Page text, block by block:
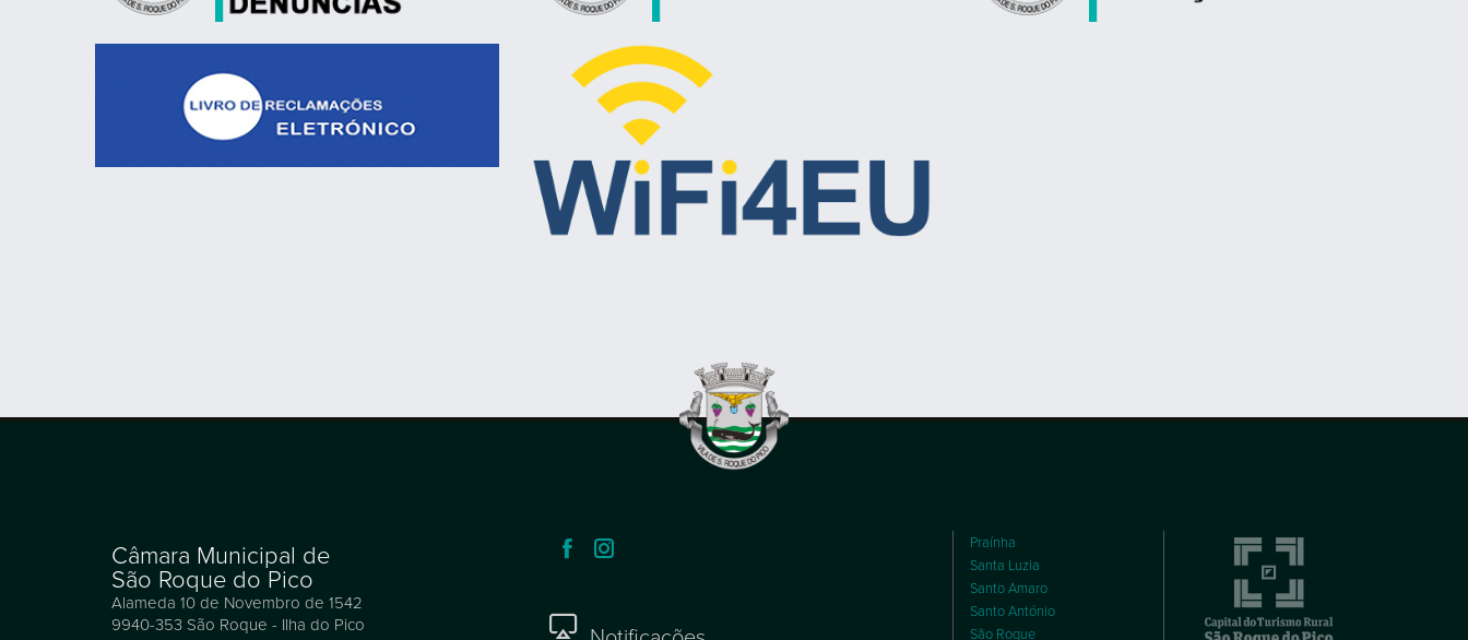
Câmara Municipal de
São Roque do Pico
Alameda 10 de Novembro de 1542
9940-353 São Roque - Ilha do Pico
Praínha
Santa Luzia
Santo Amaro
Santo António
São Roque